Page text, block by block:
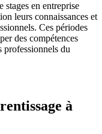
stages en entreprise
leurs connaissances et
Ces périodes
des compétences
professionnels du
à